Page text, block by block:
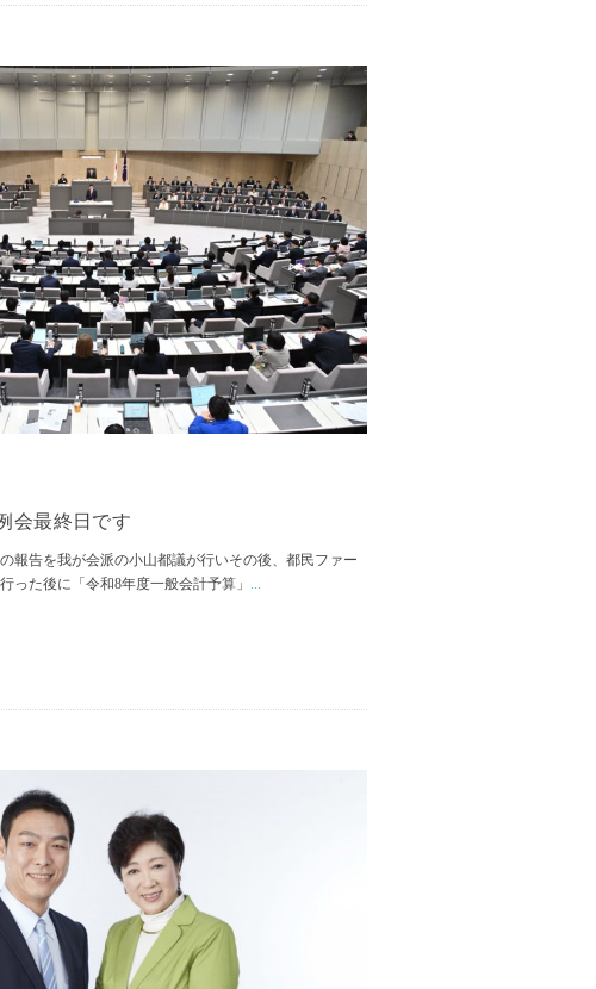
会最終日です
報告を我が会派の小山都議が行いその後、都民ファー
った後に「令和8年度一般会計予算」 ...